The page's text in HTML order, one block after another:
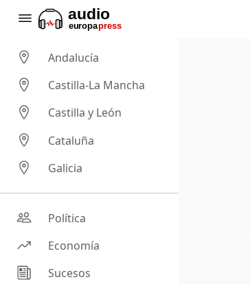
Andalucía
Castilla-La Mancha
Castilla y León
Cataluña
Galicia
Política
Economía
Sucesos